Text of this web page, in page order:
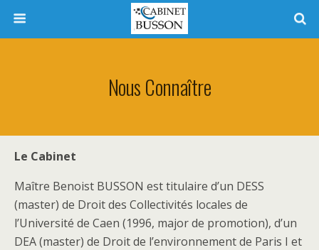
Nous Connaître
Le Cabinet
Maître Benoist BUSSON est titulaire d’un DESS
(master) de Droit des Collectivités locales de
l’Université de Caen (1996, major de promotion), d’un
DEA (master) de Droit de l’environnement de Paris I et